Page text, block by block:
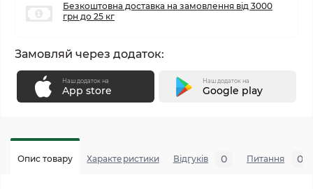
Безкоштовна доставка на замовлення від 3000
грн до 25 кг
Замовляй через додаток:
Наш додаток на
App store
Наш додаток на
Google play
Опис товару Характеристики Відгуків 0 Питання 0